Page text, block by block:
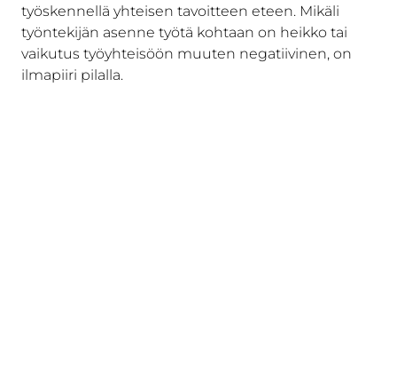
työskennellä yhteisen tavoitteen eteen. Mikäli
työntekijän asenne työtä kohtaan on heikko tai
vaikutus työyhteisöön muuten negatiivinen, on
ilmapiiri pilalla.